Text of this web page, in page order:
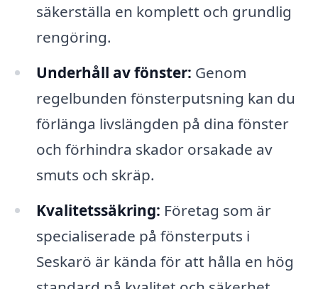
säkerställa en komplett och grundlig
rengöring.
Underhåll av fönster: Genom
regelbunden fönsterputsning kan du
förlänga livslängden på dina fönster
och förhindra skador orsakade av
smuts och skräp.
Kvalitetssäkring: Företag som är
specialiserade på fönsterputs i
Seskarö är kända för att hålla en hög